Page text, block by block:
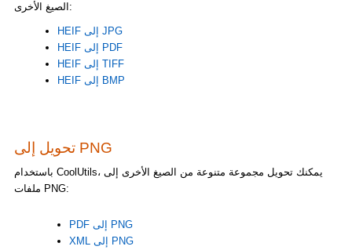
الصيغ الأخرى:
HEIF إلى JPG
HEIF إلى PDF
HEIF إلى TIFF
HEIF إلى BMP
تحويل إلى PNG
باستخدام CoolUtils، يمكنك تحويل مجموعة متنوعة من الصيغ الأخرى إلى
ملفات PNG:
PDF إلى PNG
XML إلى PNG